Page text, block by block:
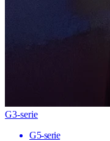
G3-serie
G5-serie